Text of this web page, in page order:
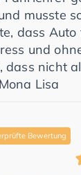
musste
dass Auto
und
dass nicht
Lisa
Bewertung